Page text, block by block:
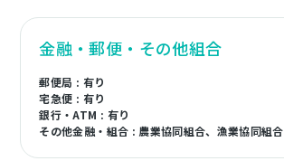
金融・郵便・その他組合
郵便局 : 有り
宅急便 : 有り
銀行・ATM : 有り
その他金融・組合 : 農業協同組合、漁業協同組合